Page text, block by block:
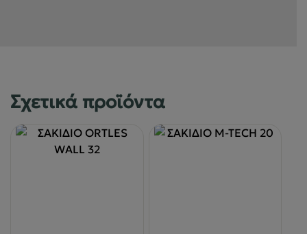
Σχετικά προϊόντα